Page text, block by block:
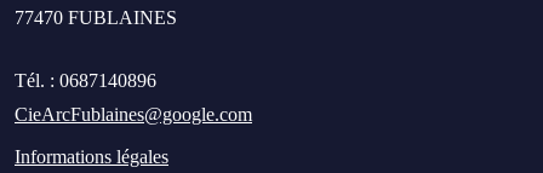
77470 FUBLAINES
Tél. : 0687140896
CieArcFublaines@google.com
Informations légales